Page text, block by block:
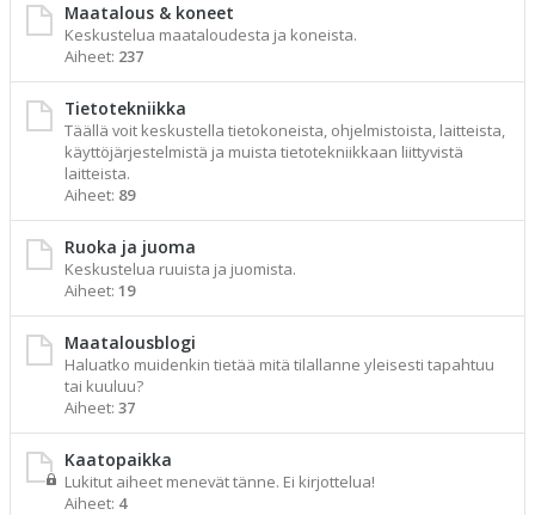
Maatalous & koneet
Keskustelua maataloudesta ja koneista.
Aiheet: 237
Tietotekniikka
Täällä voit keskustella tietokoneista, ohjelmistoista, laitteista,
käyttöjärjestelmistä ja muista tietotekniikkaan liittyvistä
laitteista.
Aiheet: 89
Ruoka ja juoma
Keskustelua ruuista ja juomista.
Aiheet: 19
Maatalousblogi
Haluatko muidenkin tietää mitä tilallanne yleisesti tapahtuu
tai kuuluu?
Aiheet: 37
Kaatopaikka
Lukitut aiheet menevät tänne. Ei kirjottelua!
Aiheet: 4